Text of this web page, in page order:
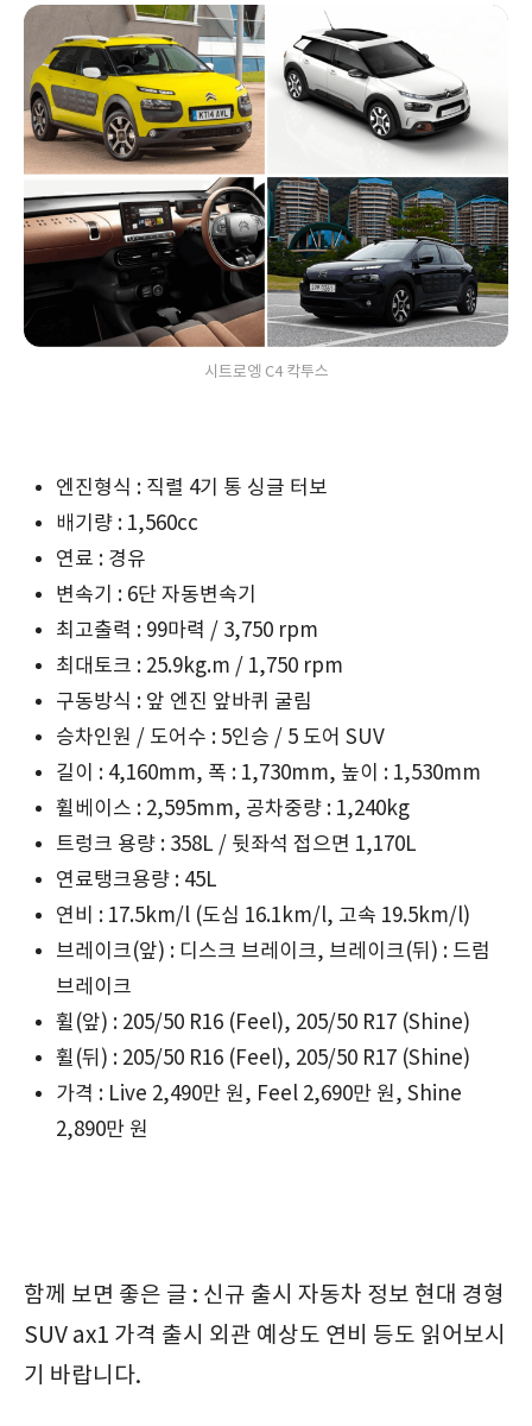
시트로엥 C4 칵투스
엔진형식 : 직렬 4기 통 싱글 터보
배기량 : 1,560cc
연료 : 경유
변속기 : 6단 자동변속기
최고출력 : 99마력 / 3,750 rpm
최대토크 : 25.9kg.m / 1,750 rpm
구동방식 : 앞 엔진 앞바퀴 굴림
승차인원 / 도어수 : 5인승 / 5 도어 SUV
길이 : 4,160mm, 폭 : 1,730mm, 높이 : 1,530mm
휠베이스 : 2,595mm, 공차중량 : 1,240kg
트렁크 용량 : 358L / 뒷좌석 접으면 1,170L
연료탱크용량 : 45L
연비 : 17.5km/l (도심 16.1km/l, 고속 19.5km/l)
브레이크(앞) : 디스크 브레이크, 브레이크(뒤) : 드럼
브레이크
휠(앞) : 205/50 R16 (Feel), 205/50 R17 (Shine)
휠(뒤) : 205/50 R16 (Feel), 205/50 R17 (Shine)
가격 : Live 2,490만 원, Feel 2,690만 원, Shine
2,890만 원
함께 보면 좋은 글 : 신규 출시 자동차 정보 현대 경형
SUV ax1 가격 출시 외관 예상도 연비 등도 읽어보시
기 바랍니다.